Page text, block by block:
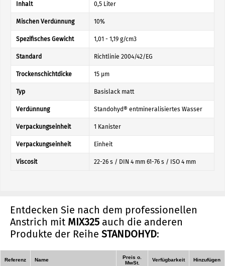
Inhalt 0,5 Liter
Mischen Verdünnung 10%
Spezifisches Gewicht 1,01 - 1,19 g/cm3
Standard Richtlinie 2004/42/EG
Trockenschichtdicke 15 µm
Typ Basislack matt
Verdünnung Standohyd® entmineralisiertes Wasser
Verpackungseinheit 1 Kanister
Verpackungseinheit Einheit
Viscosit 22-26 s / DIN 4 mm 61-76 s / ISO 4 mm
Entdecken Sie nach dem professionellen
Anstrich mit MIX325 auch die anderen
Produkte der Reihe STANDOHYD:
Referenz Name
Preis o.
MwSt.
Verfügbarkeit Hinzufügen